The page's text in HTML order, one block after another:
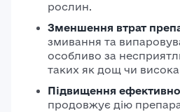
рослин.
Зменшення втрат
змивання та
особливо за
таких як дощ чи
Підвищення
продовжує дію